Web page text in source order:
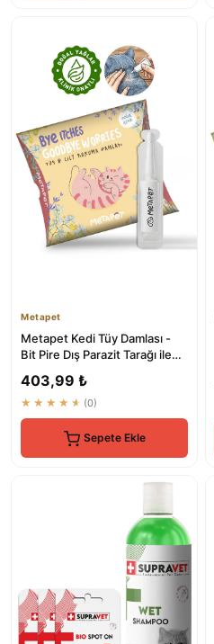
Metapet
Metapet Kedi Tüy Damlası -
Bit Pire Dış Parazit Tarağı ile
403,99 ₺
★★★★★ (0)
Sepete Ekle